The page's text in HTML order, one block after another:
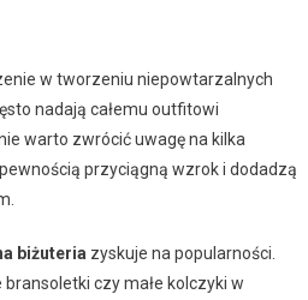
w tworzeniu niepowtarzalnych
nadają całemu outfitowi
warto zwrócić uwagę na kilka
przyciągną wzrok i dodadzą
biżuteria zyskuje na popularności.
czy małe kolczyki w